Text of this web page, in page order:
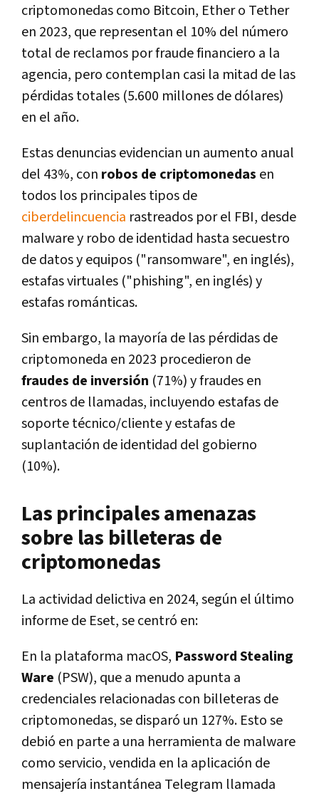
criptomonedas como Bitcoin, Ether o Tether
en 2023, que representan el 10% del número
total de reclamos por fraude financiero a la
agencia, pero contemplan casi la mitad de las
pérdidas totales (5.600 millones de dólares)
en el año.
Estas denuncias evidencian un aumento anual
del 43%, con robos de criptomonedas en
todos los principales tipos de
ciberdelincuencia rastreados por el FBI, desde
malware y robo de identidad hasta secuestro
de datos y equipos ("ransomware", en inglés),
estafas virtuales ("phishing", en inglés) y
estafas románticas.
Sin embargo, la mayoría de las pérdidas de
criptomoneda en 2023 procedieron de
fraudes de inversión (71%) y fraudes en
centros de llamadas, incluyendo estafas de
soporte técnico/cliente y estafas de
suplantación de identidad del gobierno
(10%).
Las principales amenazas
sobre las billeteras de
criptomonedas
La actividad delictiva en 2024, según el último
informe de Eset, se centró en:
En la plataforma macOS, Password Stealing
Ware (PSW), que a menudo apunta a
credenciales relacionadas con billeteras de
criptomonedas, se disparó un 127%. Esto se
debió en parte a una herramienta de malware
como servicio, vendida en la aplicación de
mensajería instantánea Telegram llamada